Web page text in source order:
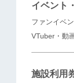
イベント
ファンイベ
VTuber・動
施設利用